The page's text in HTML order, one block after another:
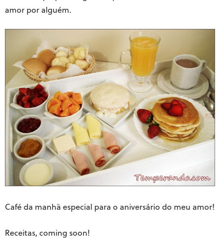
amor por alguém.
Café da manhã especial para o aniversário do meu amor!
Receitas, coming soon!